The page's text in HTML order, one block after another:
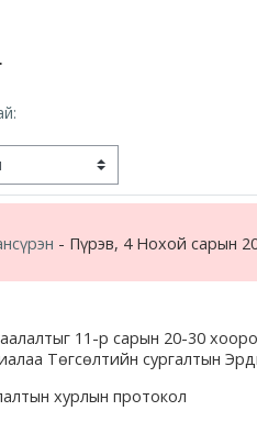
- Пүрэв, 4 Нохой сарын
11-р сарын 20-30
Төгсөлтийн сургалтын
хурлын протокол